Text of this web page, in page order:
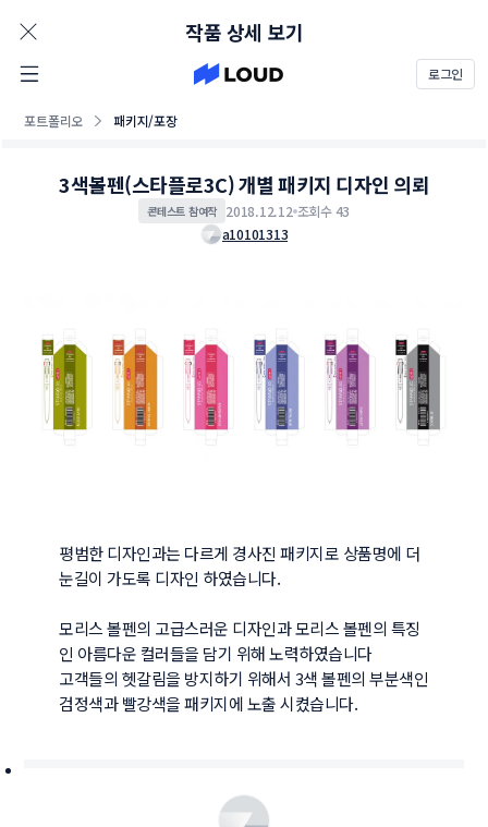
로그인
포트폴리오 패키지/포장
작품 상세 보기
3색볼펜(스타플로3C) 개별 패키지 디자인 의뢰
콘테스트 참여작 2018.12.12 조회수 43
a10101313
평범한 디자인과는 다르게 경사진 패키지로 상품명에 더
눈길이 가도록 디자인 하였습니다.
모리스 볼펜의 고급스러운 디자인과 모리스 볼펜의 특징
인 아름다운 컬러들을 담기 위해 노력하였습니다
고객들의 헷갈림을 방지하기 위해서 3색 볼펜의 부분색인
검정색과 빨강색을 패키지에 노출 시켰습니다.